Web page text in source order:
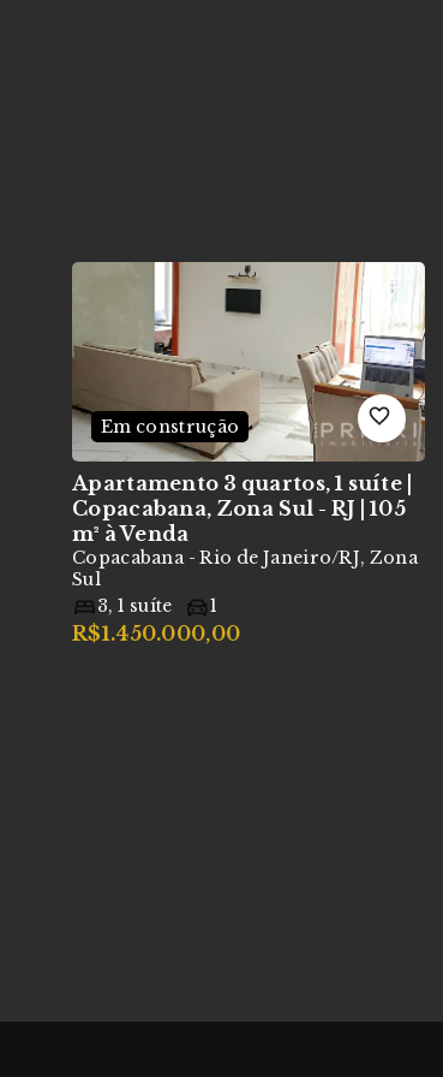
Em construção
Apartamento 3 quartos, 1 suíte |
Copacabana, Zona Sul - RJ | 105
m² à Venda
Copacabana - Rio de Janeiro/RJ, Zona
Sul
3,1 suíte 1
R$1.450.000,00